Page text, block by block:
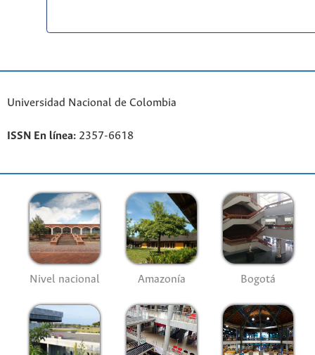
Universidad Nacional de Colombia
ISSN En línea: 2357-6618
Nivel nacional Amazonía Bogotá